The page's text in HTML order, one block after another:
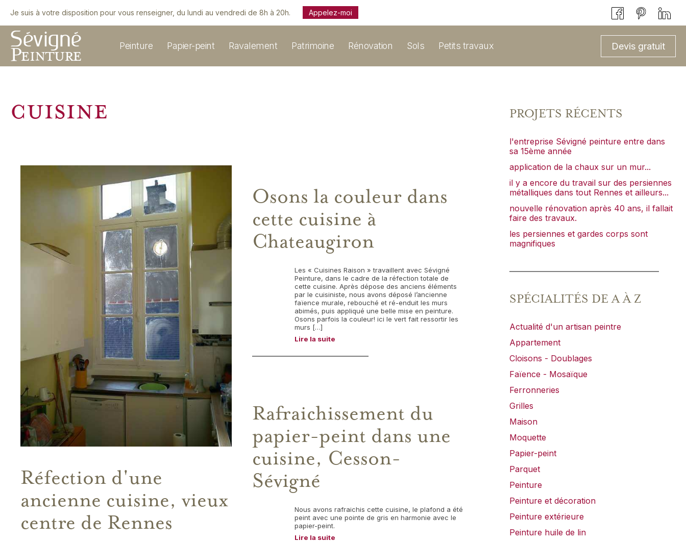
Je suis à votre disposition pour vous renseigner, du lundi au vendredi de 8h à 20h. Appelez-moi
Peinture Papier-peint Ravalement Patrimoine Rénovation Sols Petits travaux Devis gratuit
cuisine
Réfection d'une
ancienne cuisine, vieux
centre de Rennes
Osons la couleur dans
cette cuisine à
Chateaugiron
Les « Cuisines Raison » travaillent avec Sévigné
Peinture, dans le cadre de la réfection totale de
cette cuisine. Après dépose des anciens éléments
par le cuisiniste, nous avons déposé l’ancienne
faïence murale, rebouché et ré-enduit les murs
abimés, puis appliqué une belle mise en peinture.
Osons parfois la couleur! ici le vert fait ressortir les
murs […]
Lire la suite
Rafraichissement du
papier-peint dans une
cuisine, Cesson-
Sévigné
Nous avons rafraichis cette cuisine, le plafond a été
peint avec une pointe de gris en harmonie avec le
papier-peint.
Lire la suite
PROJETS RÉCENTS
l'entreprise Sévigné peinture entre dans
sa 15ème année
application de la chaux sur un mur...
il y a encore du travail sur des persiennes
métalliques dans tout Rennes et ailleurs...
nouvelle rénovation après 40 ans, il fallait
faire des travaux.
les persiennes et gardes corps sont
magnifiques
SPÉCIALITÉS DE A À Z
Actualité d'un artisan peintre
Appartement
Cloisons - Doublages
Faïence - Mosaïque
Ferronneries
Grilles
Maison
Moquette
Papier-peint
Parquet
Peinture
Peinture et décoration
Peinture extérieure
Peinture huile de lin